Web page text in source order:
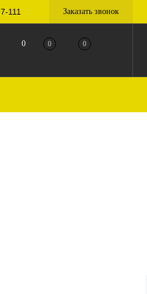
111 Заказать звонок
0 0 0